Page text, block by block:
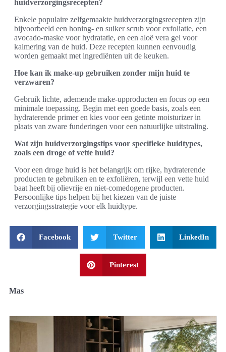
huidverzorgingsrecepten?
Enkele populaire zelfgemaakte huidverzorgingsrecepten zijn
bijvoorbeeld een honing- en suiker scrub voor exfoliatie, een
avocado-maske voor hydratatie, en een aloë vera gel voor
kalmering van de huid. Deze recepten kunnen eenvoudig
worden gemaakt met ingrediënten uit de keuken.
Hoe kan ik make-up gebruiken zonder mijn huid te
verzwaren?
Gebruik lichte, ademende make-upproducten en focus op een
minimale toepassing. Begin met een goede basis, zoals een
hydraterende primer en kies voor een getinte moisturizer in
plaats van zware funderingen voor een natuurlijke uitstraling.
Wat zijn huidverzorgingstips voor specifieke huidtypes,
zoals een droge of vette huid?
Voor een droge huid is het belangrijk om rijke, hydraterende
producten te gebruiken en te exfoliëren, terwijl een vette huid
baat heeft bij olievrije en niet-comedogene producten.
Persoonlijke tips helpen bij het kiezen van de juiste
verzorgingsstrategie voor elk huidtype.
Facebook Twitter LinkedIn
Pinterest
Mas